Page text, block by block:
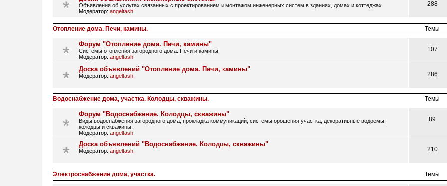
Объявления об услугах связанных с проектированием и монтажом инженерных систем в зданиях, домах и коттеджах
Модератор: angeltash
288
Отопление дома. Печи, камины. Темы
Форум "Отопление дома. Печи, камины"
Системы отопления загородного дома. Печи и камины.
Модератор: angeltash
107
Доска объявлений "Отопление дома. Печи, камины"
Модератор: angeltash 286
Водоснабжение дома, участка. Колодцы, скважины. Темы
Форум "Водоснабжение. Колодцы, скважины"
Виды водоснабжения загородного дома, прокладка коммуникаций, системы орошения участка, декоративные водоёмы,
колодцы и скважины.
Модератор: angeltash
89
Доска объявлений "Водоснабжение. Колодцы, скважины"
Модератор: angeltash 210
Электроснабжение дома, участка. Темы